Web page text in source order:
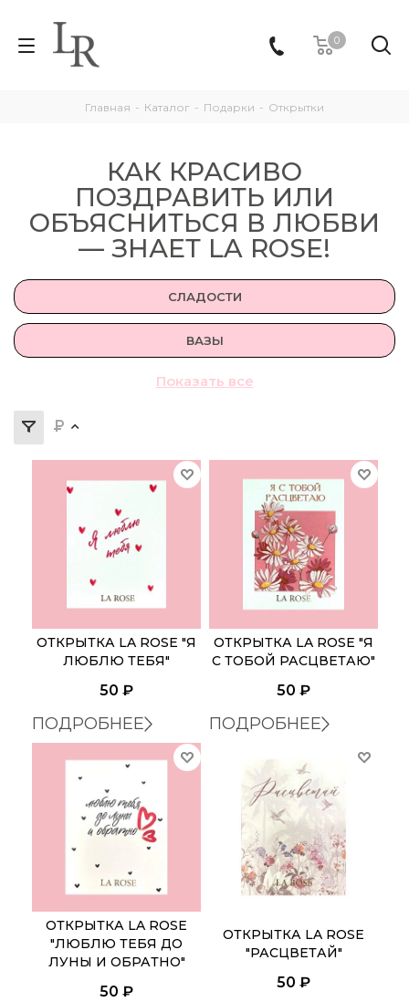
0
Главная - Каталог - Подарки - Открытки
КАК КРАСИВО
ПОЗДРАВИТЬ ИЛИ
ОБЪЯСНИТЬСЯ В ЛЮБВИ
— ЗНАЕТ LA ROSE!
СЛАДОСТИ
СВЕЧИ И ДИФФУЗОРЫ
ВАЗЫ
ОТКРЫТКИ
Показать все
ОТКРЫТКА LA ROSE "Я
ЛЮБЛЮ ТЕБЯ"
50 ₽
ПОДРОБНЕЕ
ОТКРЫТКА LA ROSE "Я
С ТОБОЙ РАСЦВЕТАЮ"
50 ₽
ПОДРОБНЕЕ
ОТКРЫТКА LA ROSE
"ЛЮБЛЮ ТЕБЯ ДО
ЛУНЫ И ОБРАТНО"
50 ₽
ОТКРЫТКА LA ROSE
"РАСЦВЕТАЙ"
50 ₽